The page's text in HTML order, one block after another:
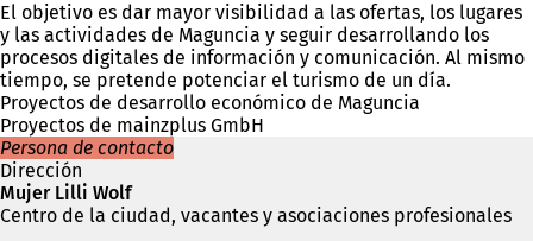
El objetivo es dar mayor visibilidad a las ofertas, los lugares
y las actividades de Maguncia y seguir desarrollando los
procesos digitales de información y comunicación. Al mismo
tiempo, se pretende potenciar el turismo de un día.
Proyectos de desarrollo económico de Maguncia
Proyectos de mainzplus GmbH
Persona de contacto
Dirección
Mujer Lilli Wolf
Centro de la ciudad, vacantes y asociaciones profesionales